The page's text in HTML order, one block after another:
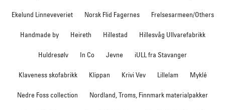
Ekelund Linneveveriet Norsk Flid Fagernes Frelsesarmeen/Others
Handmade by Heireth Hillestad Hillesvåg Ullvarefabrikk
Huldresølv In Co Jevne iULL fra Stavanger
Klaveness skofabrikk Klippan Krivi Vev Lillelam Myklé
Nedre Foss collection Nordland, Troms, Finnmark materialpakker